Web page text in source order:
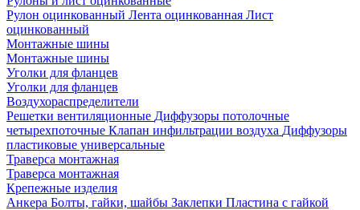
Рулон оцинкованный Лента оцинкованная Лист
оцинкованный
Монтажные шины
Монтажные шины
Уголки для фланцев
Уголки для фланцев
Воздухораспределители
Решетки вентиляционные Диффузоры потолочные
четырехпоточные Клапан инфильтрации воздуха Диффузоры
пластиковые универсальные
Траверса монтажная
Траверса монтажная
Крепежные изделия
Анкера Болты, гайки, шайбы Заклепки Пластина с гайкой